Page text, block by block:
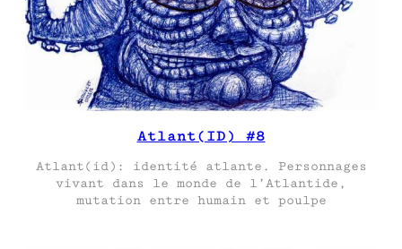
Atlant(ID) #8
Atlant(id): identité atlante. Personnages
vivant dans le monde de l’Atlantide,
mutation entre humain et poulpe